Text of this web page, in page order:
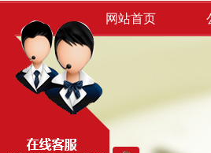
网站首页